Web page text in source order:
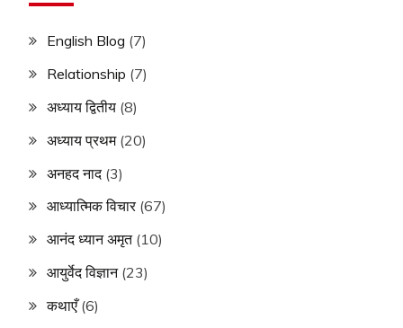
English Blog (7)
Relationship (7)
अध्याय द्वितीय (8)
अध्याय प्रथम(20)
अनहद नाद(3)
आध्यात्मिक विचार(67)
आनंद ध्यान अमृत(10)
आयुर्वेद विज्ञान(23)
कथाएँ(6)